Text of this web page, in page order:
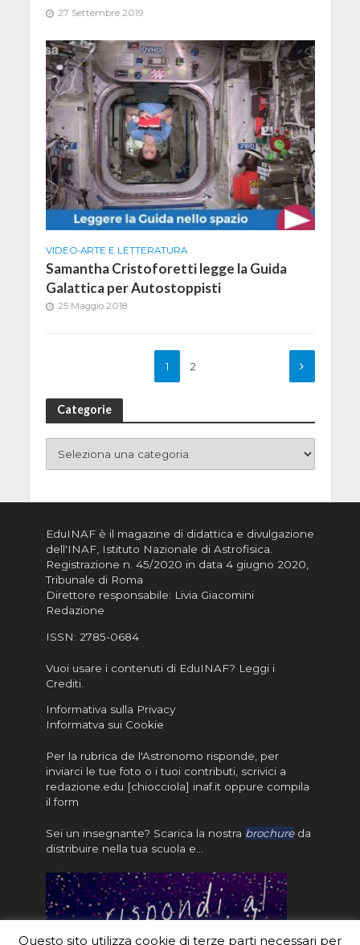
27 Settembre 2019
VIDEO•ARTE E LETTERATURA
Samantha Cristoforetti legge la Guida
Galattica per Autostoppisti
25 Maggio 2018
1 2
Categorie
EduINAF è il magazine di didattica e divulgazione
dell'INAF, Istituto Nazionale di Astrofisica.
Registrazione n. 45/2020 in data 4 giugno 2020,
Tribunale di Roma
Direttore responsabile: Livia Giacomini
Redazione
ISSN: 2785-0684
Vuoi usare i contenuti di EduINAF? Leggi i
Crediti.
Informativa sulla Privacy
Informatva sui Cookie
Per la rubrica de l'Astronomo risponde, per
inviarci le tue foto o i tuoi contributi, scrivici a
redazione.edu [chiocciola] inaf.it oppure compila
il form
Sei un insegnante? Scarica la nostra brochureda
distribuire nella tua scuola e…
Questo sito utilizza cookie di terze parti necessari per